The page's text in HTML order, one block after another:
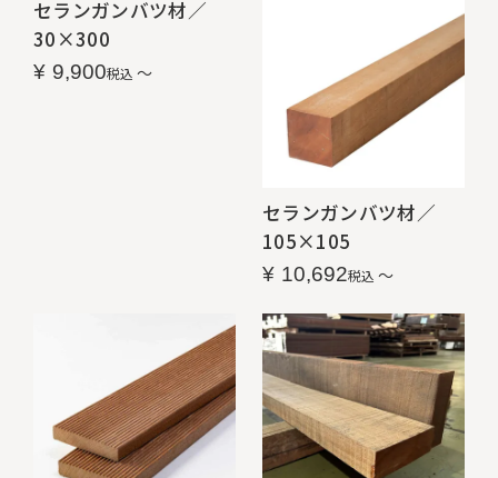
セランガンバツ材／
30×300
¥ 9,900税込 〜
セランガンバツ材／
105×105
¥ 10,692税込 〜